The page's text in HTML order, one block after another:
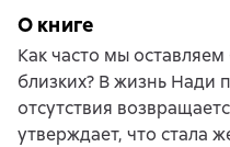
О книге
Как часто мы
близких? В жизнь Нади
отсутствия
утверждает, что стала